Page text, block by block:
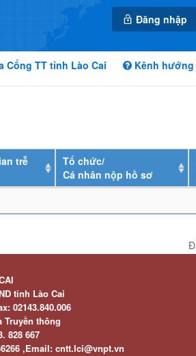
Đăng nhập
Cổng TT tỉnh Lào Cai Kênh hướng
trễ
Tổ chức/
Cá nhân nộp hồ sơ
tỉnh Lào Cai
02143.840.006
Truyền thông
828 667
,Email: cntt.lci@vnpt.vn